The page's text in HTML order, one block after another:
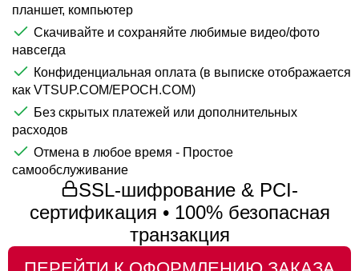
планшет, компьютер
Скачивайте и сохраняйте любимые видео/фото
навсегда
Конфиденциальная оплата (в выписке отображается
как VTSUP.COM/EPOCH.COM)
Без скрытых платежей или дополнительных
расходов
Отмена в любое время - Простое
самообслуживание
SSL-шифрование & PCI-
сертификация • 100% безопасная
транзакция